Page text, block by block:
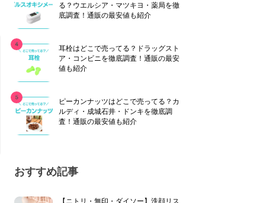
る？ウエルシア・マツキヨ・薬局を徹
底調査！通販の最安値も紹介
耳栓はどこで売ってる？ドラッグスト
ア・コンビニを徹底調査！通販の最安
値も紹介
ピーカンナッツはどこで売ってる？カ
ルディ・成城石井・ドンキを徹底調
査！通販の最安値も紹介
おすすめ記事
【ニトリ・無印・ダイソー】洗顔リス